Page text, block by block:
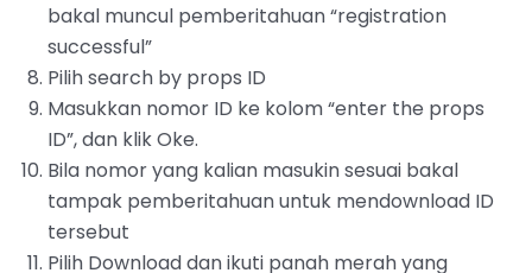
bakal muncul pemberitahuan “registration
successful”
‌Pilih search by props ID
‌Masukkan nomor ID ke kolom “enter the props
ID”, dan klik Oke.
Bila nomor yang kalian masukin sesuai bakal
tampak pemberitahuan untuk mendownload ID
tersebut
Pilih Download dan ikuti panah merah yang